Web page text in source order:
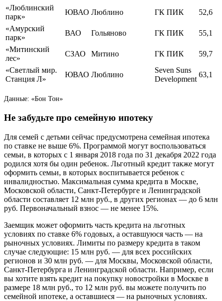
«Люблинский
парк»
ЮВАО Люблино ГК ПИК
52,6
«Амурский
парк»
ВАО Гольяново ГК ПИК
55,1
«Митинский
лес»
СЗАО Митино ГК ПИК
59,7
«Светлый мир.
Станция Л»
ЮВАО Люблино
Seven Suns
Development
63,1
Данные: «Бон Тон»
Не забудьте про семейную ипотеку
Для семей с детьми сейчас предусмотрена семейная ипотека
по ставке не выше 6%. Программой могут воспользоваться
семьи, в которых с 1 января 2018 года по 31 декабря 2022 года
родился хотя бы один ребенок. Льготный кредит также могут
оформить семьи, в которых воспитывается ребенок с
инвалидностью. Максимальная сумма кредита в Москве,
Московской области, Санкт-Петербурге и Ленинградской
области составляет 12 млн руб., в других регионах — до 6 млн
руб. Первоначальный взнос — не менее 15%.
Заемщик может оформить часть кредита на льготных
условиях по ставке 6% годовых, а оставшуюся часть — на
рыночных условиях. Лимиты по размеру кредита в таком
случае следующие: 15 млн руб. — для всех российских
регионов и 30 млн руб. — для Москвы, Московской области,
Санкт-Петербурга и Ленинградской области. Например, если
вы хотите взять кредит на покупку новостройки в Москве в
размере 18 млн руб., то 12 млн руб. вы можете получить по
семейной ипотеке, а оставшиеся — на рыночных условиях.